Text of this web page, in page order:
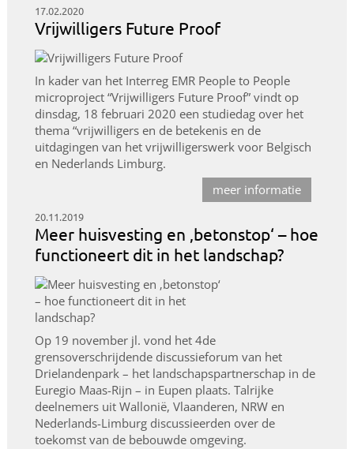
17.02.2020
Vrijwilligers Future Proof
In kader van het Interreg EMR People to People
microproject “Vrijwilligers Future Proof” vindt op
dinsdag, 18 februari 2020 een studiedag over het
thema “vrijwilligers en de betekenis en de
uitdagingen van het vrijwilligerswerk voor Belgisch
en Nederlands Limburg.
meer informatie
20.11.2019
Meer huisvesting en ‚betonstop‘ – hoe
functioneert dit in het landschap?
Op 19 november jl. vond het 4de
grensoverschrijdende discussieforum van het
Drielandenpark – het landschapspartnerschap in de
Euregio Maas-Rijn – in Eupen plaats. Talrijke
deelnemers uit Wallonië, Vlaanderen, NRW en
Nederlands-Limburg discussieerden over de
toekomst van de bebouwde omgeving.